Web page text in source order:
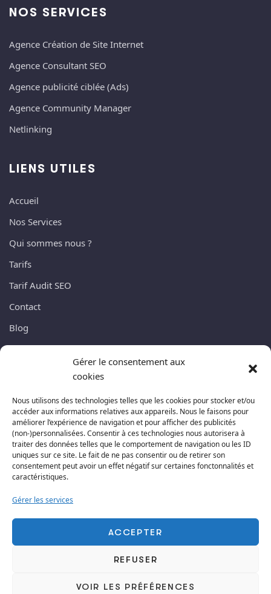
Gérer le consentement aux
cookies
Nous utilisons des technologies telles que les cookies pour stocker et/ou
accéder aux informations relatives aux appareils. Nous le faisons pour
améliorer l’expérience de navigation et pour afficher des publicités
(non-)personnalisées. Consentir à ces technologies nous autorisera à
traiter des données telles que le comportement de navigation ou les ID
uniques sur ce site. Le fait de ne pas consentir ou de retirer son
consentement peut avoir un effet négatif sur certaines fonctonnalités et
caractéristiques.
Gérer les services
ACCEPTER
REFUSER
VOIR LES PRÉFÉRENCES
NOS SERVICES
Agence Création de Site Internet
Agence Consultant SEO
Agence publicité ciblée (Ads)
Agence Community Manager
Netlinking
LIENS UTILES
Accueil
Nos Services
Qui sommes nous ?
Tarifs
Tarif Audit SEO
Contact
Blog
NEWSLETTER
Abonnez-vous à ma lettre newsletter, nous ne vous
enverrons pas de spams. Promis !
Copyright © 2024 Killi’Com.